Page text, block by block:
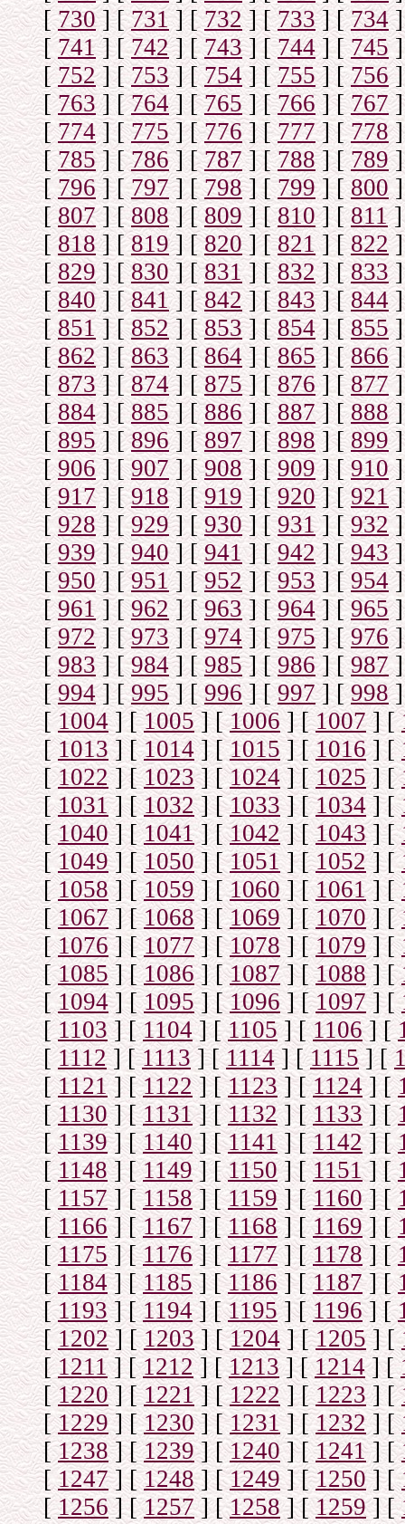
[730] [731] [732] [733] [734]
[741] [742] [743] [744] [745]
[752] [753] [ 754] [755] [756]
[763] [764] [765] [766] [767]
[774] [775] [776] [777] [778]
[785] [786] [787] [788] [789]
[796] [797] [798] [799] [800]
[807] [808] [809] [810] [811]
[818] [819] [820] [821] [ 822]
[829] [830] [831] [832] [833]
[840] [841] [842] [843] [844]
[851] [852] [853] [854] [855]
[862] [863] [864] [865] [866]
[873] [874] [875] [876] [ 877]
[884] [885] [886] [887] [888]
[895] [896] [897] [898] [899]
[906] [907] [908] [909] [910]
[917] [918] [919] [920] [921]
[928] [929] [930] [931] [932]
[939] [940] [941] [942] [943]
[950] [951] [952] [953] [954]
[961] [962] [963] [964] [965]
[972] [973] [974] [975] [976]
[983] [984] [985] [986] [987]
[994] [995] [996] [997] [998]
[1004] [1005] [1006 ] [1007] [
[1013] [1014] [1015] [1016] [
[1022] [1023] [1024] [1025] [
[1031] [1032] [1033] [1034] [
[1040] [1041] [1042] [1043] [
[1049] [1050] [1051] [1052] [
[1058] [1059] [1060] [1061] [
[1067] [1068] [1069] [1070] [
[1076] [1077] [1078] [1079] [
[1085] [1086] [1087] [1088] [
[ 1094] [1095] [1096] [1097] [
[1103] [1104] [1105] [1106] [
[1112] [1113] [1114] [1115] [
[1121] [1122] [1123] [1124] [
[1130] [1131] [1132] [1133] [
[1139] [1140] [1141] [1142] [
[1148] [1149] [1150] [1151] [
[1157] [1158] [1159] [1160] [
[1166] [1167] [1168] [1169] [
[1175] [1176] [1177] [1178] [
[1184] [1185] [1186] [1187] [
[1193] [1194] [1195] [1196] [
[1202] [1203] [1204] [1205] [
[1211] [1212] [1213] [1214] [
[1220] [1221] [1222] [1223] [
[1229] [1230] [1231] [1232] [
[1238] [1239] [1240] [1241] [
[1247] [1248] [1249] [1250] [
[1256] [1257] [1258] [1259] [